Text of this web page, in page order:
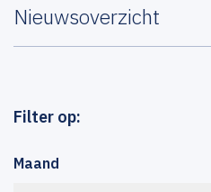
Nieuwsoverzicht
Filter op:
Maand